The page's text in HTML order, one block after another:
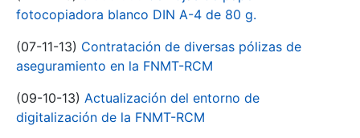
fotocopiadora blanco DIN A-4 de 80 g.
(07-11-13) Contratación de diversas pólizas de
aseguramiento en la FNMT-RCM
(09-10-13) Actualización del entorno de
digitalización de la FNMT-RCM